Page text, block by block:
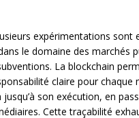
expérimentations sont
le domaine des marchés
La blockchain
claire pour chaque
son exécution, en
Cette traçabilité